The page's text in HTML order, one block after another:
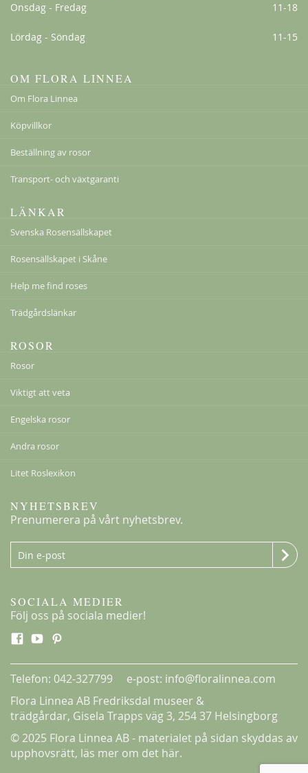
Onsdag - Fredag
11-18
Lördag - Söndag 11-15
OM FLORA LINNEA
Om Flora Linnea
Köpvillkor
Beställning av rosor
Transport- och växtgaranti
LÄNKAR
Svenska Rosensällskapet
Rosensällskapet i Skåne
Help me find roses
Trädgårdslänkar
ROSOR
Rosor
Viktigt att veta
Engelska rosor
Andra rosor
Litet Roslexikon
NYHETSBREV
Prenumerera på vårt nyhetsbrev.
SOCIALA MEDIER
Följ oss på sociala medier!
Telefon: 042-327799 e-post: info@floralinnea.com
Flora Linnea AB Fredriksdal museer &
trädgårdar, Gisela Trapps väg 3, 254 37 Helsingborg
© 2025 Flora Linnea AB - materialet på sidan skyddas av
upphovsrätt, läs mer om det här.